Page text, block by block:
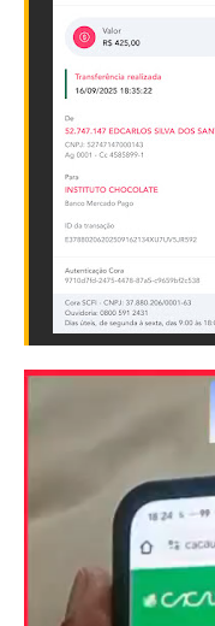
Tocador